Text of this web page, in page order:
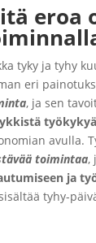
eroa
tyky ja tyhy
eri
, ja sen
työkykyä
avulla.
toimintaa,
ja
tyhy-